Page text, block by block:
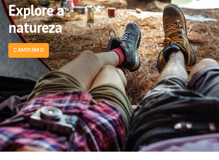
Explore a
natureza
CAMPISMO